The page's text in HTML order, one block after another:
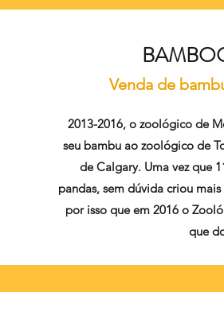
Venda de
2013-2016, o zoológico de
seu bambu ao zoológico de
de Calgary. Uma vez que
pandas, sem dúvida criou mais
por isso que em 2016 o
que